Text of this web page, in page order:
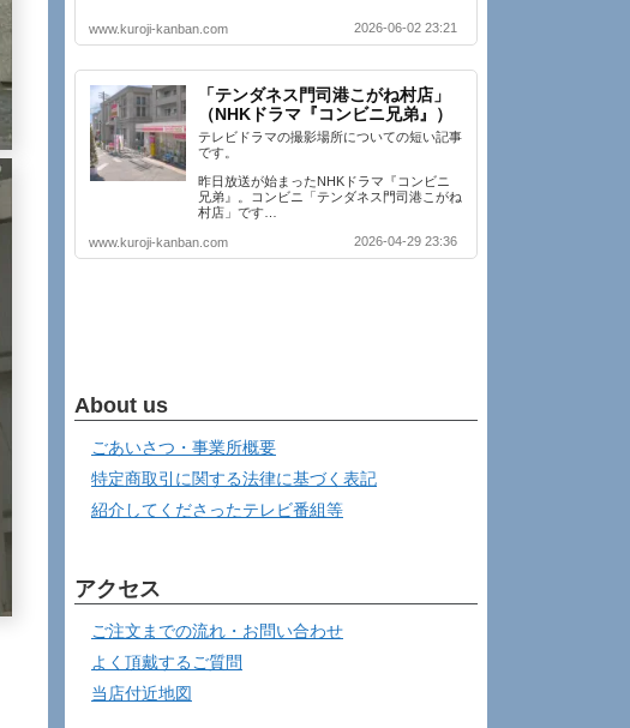
www.kuroji-kanban.com 2026-06-02 23:21
「テンダネス門司港こがね村店」
（NHKドラマ『コンビニ兄弟』）
テレビドラマの撮影場所についての短い記事
です。
昨日放送が始まったNHKドラマ『コンビニ
兄弟』。コンビニ「テンダネス門司港こがね
村店」です…
www.kuroji-kanban.com 2026-04-29 23:36
About us
ごあいさつ・事業所概要
特定商取引に関する法律に基づく表記
紹介してくださったテレビ番組等
アクセス
ご注文までの流れ・お問い合わせ
よく頂戴するご質問
当店付近地図